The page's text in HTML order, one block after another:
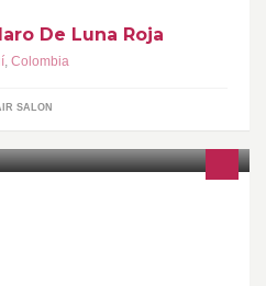
De Luna Roja
, Colombia
SALON